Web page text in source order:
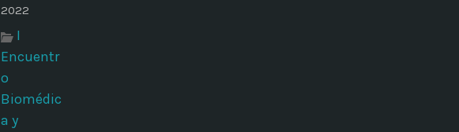
2022
I
Encuentr
o
Biomédic
a y